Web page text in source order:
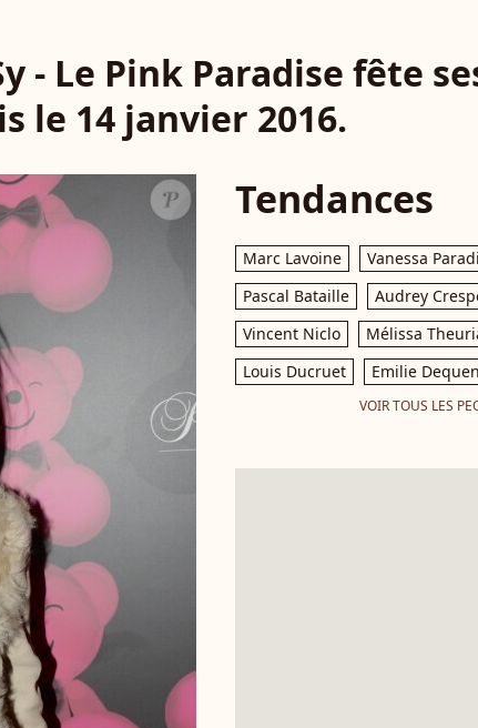
- Le Pink Paradise fête
le 14 janvier 2016.
Tendances
Marc Lavoine
Vanessa
Pascal Bataille
Audrey
Vincent Niclo
Mélissa
Louis Ducruet
Emilie
VOIR TOUS LES